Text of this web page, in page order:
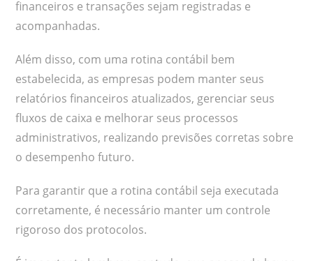
financeiros e transações sejam registradas e
acompanhadas.
Além disso, com uma rotina contábil bem
estabelecida, as empresas podem manter seus
relatórios financeiros atualizados, gerenciar seus
fluxos de caixa e melhorar seus processos
administrativos, realizando previsões corretas sobre
o desempenho futuro.
Para garantir que a rotina contábil seja executada
corretamente, é necessário manter um controle
rigoroso dos protocolos.